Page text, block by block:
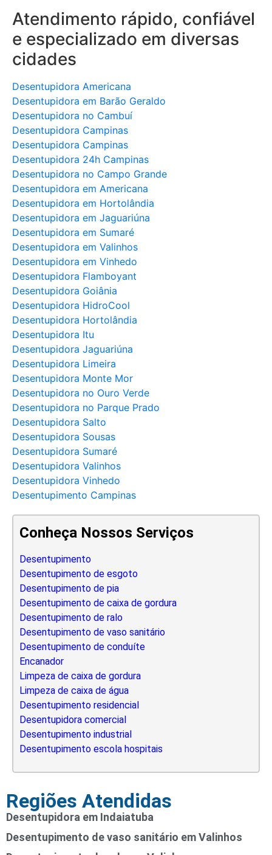
Atendimento rápido, confiável
e especializado em diversas
cidades
Desentupidora Americana
Desentupidora em Barão Geraldo
Desentupidora no Cambuí
Desentupidora Campinas
Desentupidora Campinas
Desentupidora 24h Campinas
Desentupidora no Campo Grande
Desentupidora em Americana
Desentupidora em Hortolândia
Desentupidora em Jaguariúna
Desentupidora em Sumaré
Desentupidora em Valinhos
Desentupidora em Vinhedo
Desentupidora Flamboyant
Desentupidora Goiânia
Desentupidora HidroCool
Desentupidora Hortolândia
Desentupidora Itu
Desentupidora Jaguariúna
Desentupidora Limeira
Desentupidora Monte Mor
Desentupidora no Ouro Verde
Desentupidora no Parque Prado
Desentupidora Salto
Desentupidora Sousas
Desentupidora Sumaré
Desentupidora Valinhos
Desentupidora Vinhedo
Desentupimento Campinas
Conheça Nossos Serviços
Desentupimento
Desentupimento de esgoto
Desentupimento de pia
Desentupimento de caixa de gordura
Desentupimento de ralo
Desentupimento de vaso sanitário
Desentupimento de conduíte
Encanador
Limpeza de caixa de gordura
Limpeza de caixa de água
Desentupimento residencial
Desentupidora comercial
Desentupimento industrial
Desentupimento escola hospitais
Regiões Atendidas
Desentupidora em Indaiatuba
Desentupimento de vaso sanitário em Valinhos